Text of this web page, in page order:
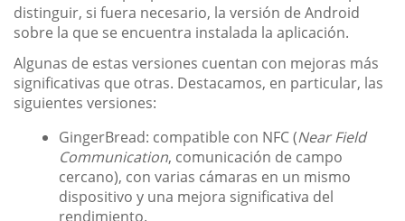
distinguir, si fuera necesario, la versión de Android
sobre la que se encuentra instalada la aplicación.
Algunas de estas versiones cuentan con mejoras más
significativas que otras. Destacamos, en particular, las
siguientes versiones:
GingerBread: compatible con NFC (Near Field
Communication, comunicación de campo
cercano), con varias cámaras en un mismo
dispositivo y una mejora significativa del
rendimiento.